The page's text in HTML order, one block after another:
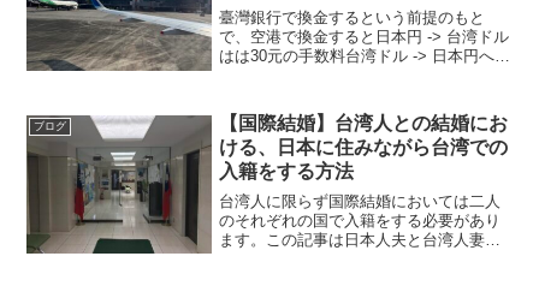
臺灣銀行で換金するという前提のもと
で、空港で換金すると日本円 -> 台湾ドル
はは30元の手数料台湾ドル -> 日本円へは
い事が発覚。(とはいえ銀行が決定してい
るレー...
ブログ
【国際結婚】台湾人との結婚にお
ける、日本に住みながら台湾での
入籍をする方法
台湾人に限らず国際結婚においては二人
のそれぞれの国で入籍をする必要があり
ます。この記事は日本人夫と台湾人妻が